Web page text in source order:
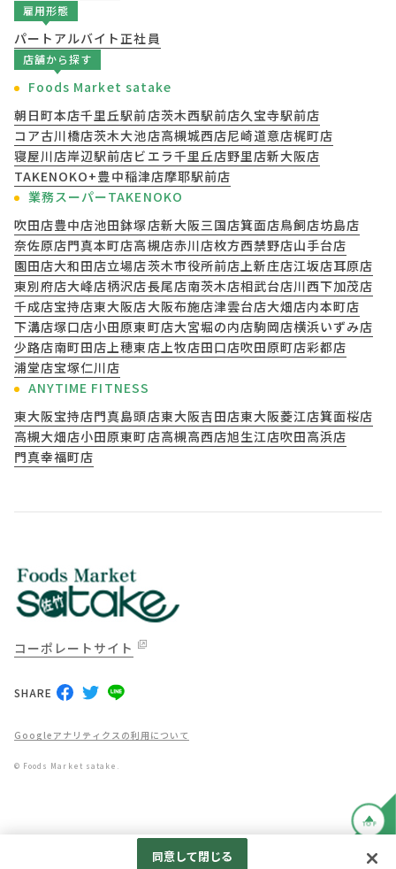
雇用形態
パート アルバイト正社員
店舗から探す
Foods Market satake
朝日町本店千里丘駅前店茨木西駅前店久宝寺駅前店
コア古川橋店茨木大池店高槻城西店尼崎道意店梶町店
寝屋川店岸辺駅前店ビエラ千里丘店野里店新大阪店
TAKENOKO+豊中稲津店摩耶駅前店
業務スーパーTAKENOKO
吹田店豊中店池田鉢塚店新大阪三国店箕面店鳥飼店坊島店
奈佐原店門真本町店高槻店赤川店枚方西禁野店山手台店
園田店大和田店立場店茨木市役所前店上新庄店江坂店耳原店
東別府店大峰店柄沢店長尾店南茨木店相武台店川西下加茂店
千成店宝持店東大阪店大阪布施店津雲台店大畑店内本町店
下溝店塚口店小田原東町店大宮堀の内店駒岡店横浜いずみ店
少路店南町田店上穂東店上牧店田口店吹田原町店彩都店
浦堂店宝塚仁川店
ANYTIME FITNESS
東大阪宝持店門真島頭店東大阪吉田店東大阪菱江店箕面桜店
高槻大畑店小田原東町店高槻高西店旭生江店吹田高浜店
門真幸福町店
コーポレートサイト
SHARE
Googleアナリティクスの利用について
© Foods Market satake.
TOP
同意して閉じる